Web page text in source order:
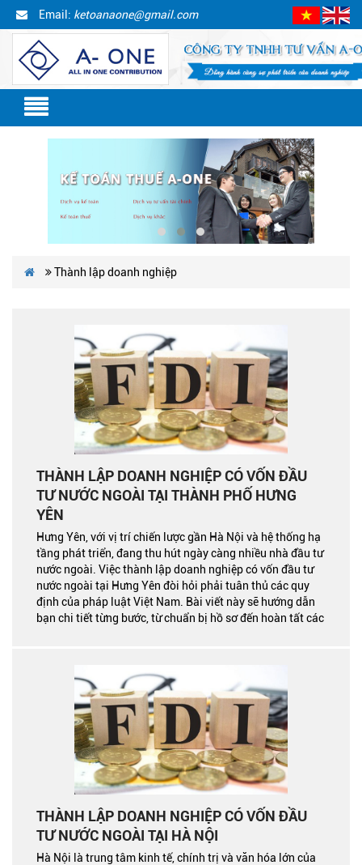
Email: ketoanaone@gmail.com
Thành lập doanh nghiệp
THÀNH LẬP DOANH NGHIỆP CÓ VỐN ĐẦU
TƯ NƯỚC NGOÀI TẠI THÀNH PHỐ HƯNG
YÊN
Hưng Yên, với vị trí chiến lược gần Hà Nội và hệ thống hạ
tầng phát triển, đang thu hút ngày càng nhiều nhà đầu tư
nước ngoài. Việc thành lập doanh nghiệp có vốn đầu tư
nước ngoài tại Hưng Yên đòi hỏi phải tuân thủ các quy
định của pháp luật Việt Nam. Bài viết này sẽ hướng dẫn
bạn chi tiết từng bước, từ chuẩn bị hồ sơ đến hoàn tất các
THÀNH LẬP DOANH NGHIỆP CÓ VỐN ĐẦU
TƯ NƯỚC NGOÀI TẠI HÀ NỘI
Hà Nội là trung tâm kinh tế, chính trị và văn hóa lớn của